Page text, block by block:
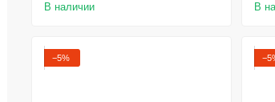
В наличии В
−5%